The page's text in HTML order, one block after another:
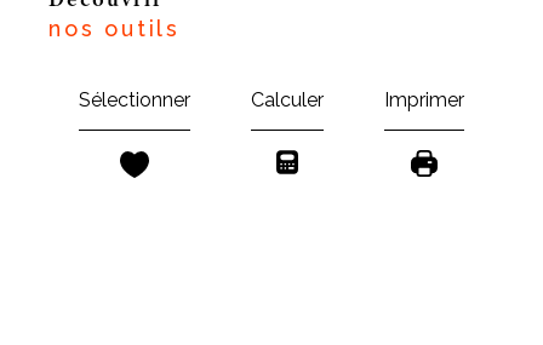
nos outils
Sélectionner Calculer Imprimer